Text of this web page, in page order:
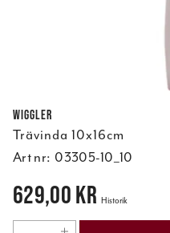
Wiggler
Trävinda 10x16cm
Art nr: 03305-10_10
Pris:629,00 kr
629,00 kr Historik